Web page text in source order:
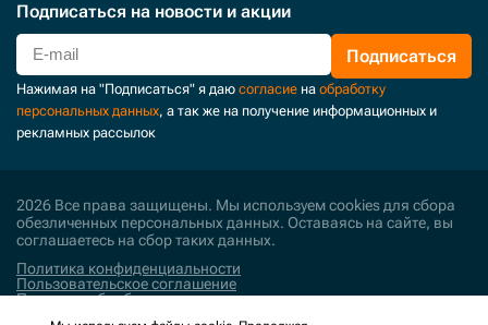
Подписаться на новости и акции
Подписаться
Нажимая на "Подписаться" я даю согласие на обработку
персональных данных, а так же на получение информационных и
рекламных рассылок
2026 Все права защищены. Мы используем cookies для сбора
обезличенных персональных данных. Оставаясь на сайте, вы
соглашаетесь на сбор таких данных.
Политика конфиденциальности
Пользовательское соглашение
Политика обработки персональных данных